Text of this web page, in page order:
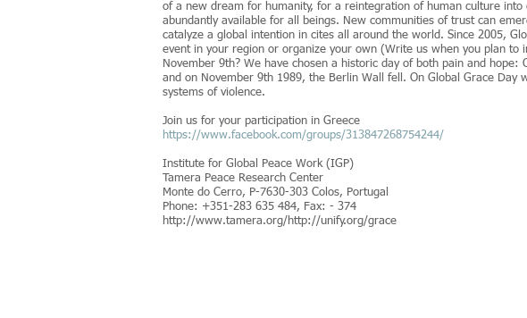
of a new dream for humanity, for a reintegration of human culture
abundantly available for all beings. New communities of trust can
catalyze a global intention in cites all around the world. Since 2005,
event in your region or organize your own (Write us when you plan
November 9th? We have chosen a historic day of both pain and
and on November 9th 1989, the Berlin Wall fell. On Global Grace
systems of violence.
Join us for your participation in Greece
https://www.facebook.com/groups/313847268754244/
Institute for Global Peace Work (IGP)
Tamera Peace Research Center
Monte do Cerro, P-7630-303 Colos, Portugal
Phone: +351-283 635 484, Fax: - 374
http://www.tamera.org/http://unify.org/grace